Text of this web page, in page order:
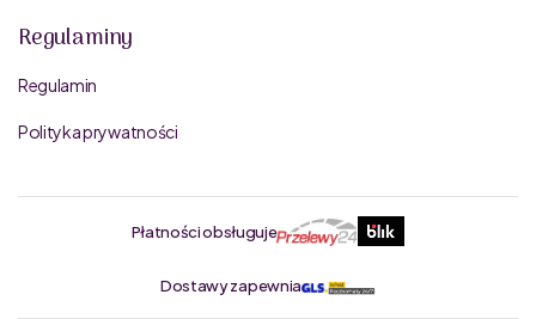
Regulaminy
Regulamin
Polityka prywatności
Płatności obsługuje
Dostawy zapewnia